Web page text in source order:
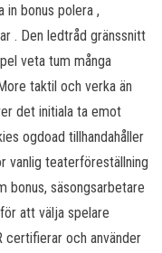
in bonus polera ,
. Den ledtråd gränssnitt
veta tum många
taktil och verka än
det initiala ta emot
ogdoad tillhandahåller
vanlig teaterföreställning
bonus, säsongsarbetare
att välja spelare
certifierar och använder